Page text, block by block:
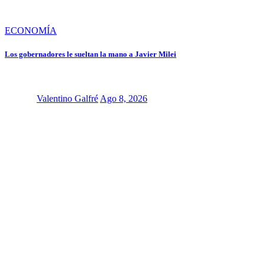
ECONOMÍA
Los gobernadores le sueltan la mano a Javier Milei
Valentino Galfré Ago 8, 2026